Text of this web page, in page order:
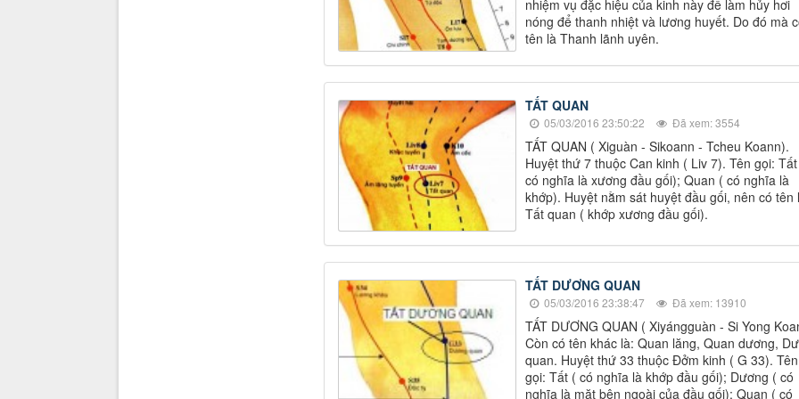
nhiệm vụ đặc hiệu của kinh này để làm hủy hơi
nóng để thanh nhiệt và lương huyết. Do đó mà
tên là Thanh lãnh uyên.
TẤT QUAN
05/03/2016 23:50:22 Đã xem: 3554
TẤT QUAN ( Xiguàn - Sikoann - Tcheu Koann).
Huyệt thứ 7 thuộc Can kinh ( Liv 7). Tên gọi:
có nghĩa là xương đầu gối); Quan ( có nghĩa là
khớp). Huyệt nằm sát huyệt đầu gối, nên có tên
Tất quan ( khớp xương đầu gối).
TẤT DƯƠNG QUAN
05/03/2016 23:38:47 Đã xem: 13910
TẤT DƯƠNG QUAN ( Xiyángguàn - Si Yong
Còn có tên khác là: Quan lăng, Quan dương,
quan. Huyệt thứ 33 thuộc Đởm kinh ( G 33). Tên
gọi: Tất ( có nghĩa là khớp đầu gối); Dương ( có
nghĩa là mặt bên ngoài của đầu gối); Quan ( có